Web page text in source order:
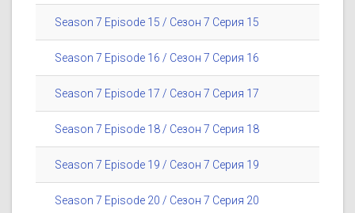
Season 7 Episode 15 / Сезон 7 Серия 15
Season 7 Episode 16 / Сезон 7 Серия 16
Season 7 Episode 17 / Сезон 7 Серия 17
Season 7 Episode 18 / Сезон 7 Серия 18
Season 7 Episode 19 / Сезон 7 Серия 19
Season 7 Episode 20 / Сезон 7 Серия 20